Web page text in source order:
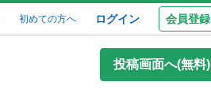
初めての方へ ログイン 会員登録
投稿画面へ(無料)